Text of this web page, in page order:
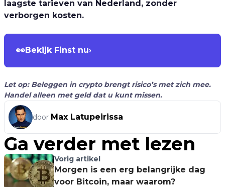
laagste tarieven van Nederland, zonder
verborgen kosten.
👀Bekijk Finst nu›
Let op: Beleggen in crypto brengt risico’s met zich mee.
Handel alleen met geld dat u kunt missen.
door Max Latupeirissa
Ga verder met lezen
Vorig artikel
Morgen is een erg belangrijke dag
voor Bitcoin, maar waarom?